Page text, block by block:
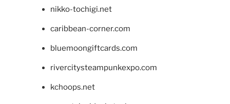
nikko-tochigi.net
caribbean-corner.com
bluemoongiftcards.com
rivercitysteampunkexpo.com
kchoops.net